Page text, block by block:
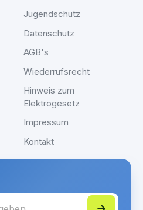
Jugendschutz
Datenschutz
AGB's
Wiederrufsrecht
Hinweis zum
Elektrogesetz
Impressum
Kontakt